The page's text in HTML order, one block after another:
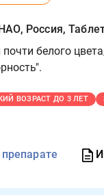
Россия,
белого
ВОЗРАСТ ДО 3 ЛЕТ